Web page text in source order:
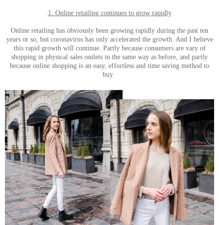
1. Online retailing continues to grow rapidly
Online retailing has obviously been growing rapidly during the past ten
years or so, but coronavirus has only accelerated the growth. And I believe
this rapid growth will continue. Partly because consumers are vary of
shopping in physical sales outlets in the same way as before, and partly
because online shopping is an easy, effortless and time saving method to
buy.